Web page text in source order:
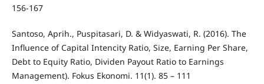
156-167
Santoso, Aprih., Puspitasari, D. & Widyaswati, R. (2016). The
Influence of Capital Intencity Ratio, Size, Earning Per Share,
Debt to Equity Ratio, Dividen Payout Ratio to Earnings
Management). Fokus Ekonomi. 11(1). 85 – 111